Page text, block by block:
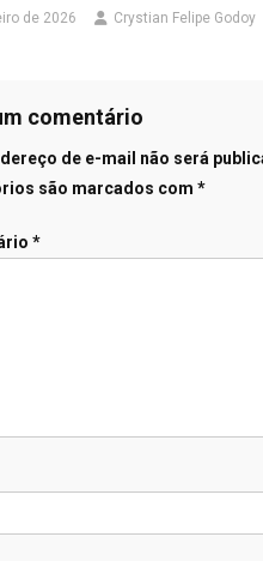
de 2026 Crystian Felipe Godoy
comentário
de e-mail não será
são marcados com *
*